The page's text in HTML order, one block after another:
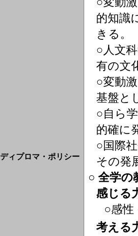
ディプロマ・ポリシー
的知識
きる。
○人文
有の文
○変動
基盤と
○自ら
的確に
○国際
その発
○ 全学の
感じる
○感性
考える